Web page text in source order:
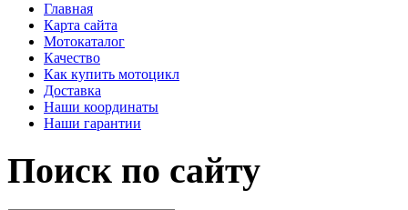
Главная
Карта сайта
Мотокаталог
Качество
Как купить мотоцикл
Доставка
Наши координаты
Наши гарантии
Поиск по сайту